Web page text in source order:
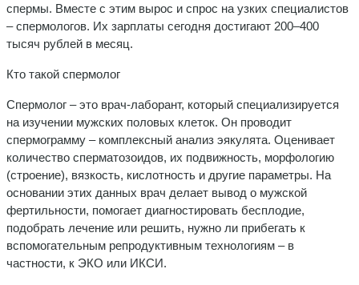
спермы. Вместе с этим вырос и спрос на узких специалистов
– спермологов. Их зарплаты сегодня достигают 200–400
тысяч рублей в месяц.
Кто такой спермолог
Спермолог – это врач-лаборант, который специализируется
на изучении мужских половых клеток. Он проводит
спермограмму – комплексный анализ эякулята. Оценивает
количество сперматозоидов, их подвижность, морфологию
(строение), вязкость, кислотность и другие параметры. На
основании этих данных врач делает вывод о мужской
фертильности, помогает диагностировать бесплодие,
подобрать лечение или решить, нужно ли прибегать к
вспомогательным репродуктивным технологиям – в
частности, к ЭКО или ИКСИ.